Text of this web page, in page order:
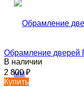
Обрамление дверей
В наличии
2 800₽
Купить